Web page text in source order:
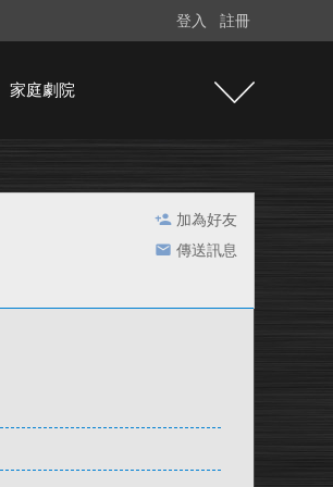
登入 註冊
家庭劇院
加為好友
傳送訊息